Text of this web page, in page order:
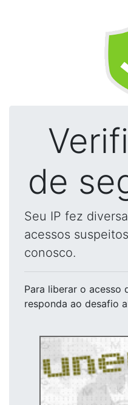
de
Seu IP fez
acessos
conosco.
Para liberar o acesso
responda ao desafio